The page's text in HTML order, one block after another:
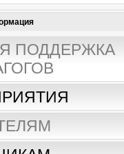
ПОДДЕРЖКА